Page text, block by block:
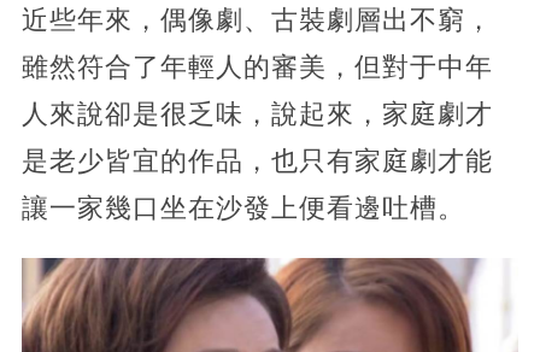
近些年來，偶像劇、古裝劇層出不窮，
雖然符合了年輕人的審美，但對于中年
人來說卻是很乏味，說起來，家庭劇才
是老少皆宜的作品，也只有家庭劇才能
讓一家幾口坐在沙發上便看邊吐槽。